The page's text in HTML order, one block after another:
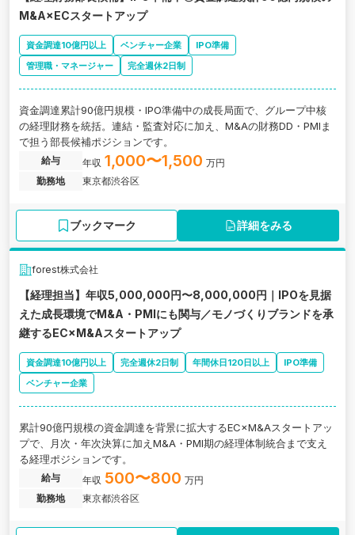
M&A×ECスタートアップ
資金調達10億円以上 ベンチャー企業
IPO準備
管理職・マネージャー
完全週休2日制
資金調達累計90億円規模・IPO準備中の成長局面で、グループ中核
の経理財務を統括。連結・監査対応に加え、M&Aの財務DD・PMIま
で担う部長候補ポジションです。
給与 年収 1,000〜1,500 万円
勤務地
東京都渋谷区
ブックマーク 詳細をみる
forest株式会社
【経理担当】年収5,000,000円〜8,000,000円｜IPOを見据
えた成長環境でM&A・PMIにも関与／モノづくりブランドを承
継するEC×M&Aスタートアップ
資金調達10億円以上 完全週休2日制 年間休日120日以上
IPO準備
ベンチャー企業
累計90億円規模の資金調達を背景に拡大するEC×M&Aスタートアッ
プで、月次・年次決算に加えM&A・PMI期の経理体制統合まで支え
る経理ポジションです。
給与 年収 500〜800 万円
勤務地
東京都渋谷区